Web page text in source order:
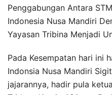
Penggabungan Antara
Indonesia Nusa Mandiri
Yayasan Tribina Menjadi
Pada Kesempatan hari ini
Indonsia Nusa Mandiri
jajarannya, hadir pula